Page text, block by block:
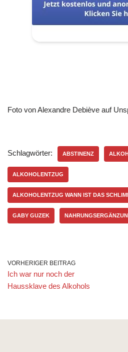
Foto von Alexandre Debiève auf
Schlagwörter: ABSTINENZ
ALKOHOLENTZUG
ALKOHOLENTZUG WANN IST DAS
GABY GUZEK
VORHERIGER BEITRAG
Ich war nur noch der
Haussklave des Alkohols